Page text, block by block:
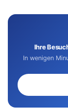
Ihre
In wenigen